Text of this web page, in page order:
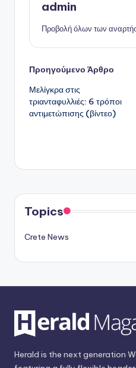
admin
Προβολή όλων των
Πλοήγηση
Προηγούμενο Άρθρο
Μελίγκρα στις
τριανταφυλλιές: 6 τρόποι
αντιμετώπισης (βίντεο)
Topics
Crete News
Herald is the next generation